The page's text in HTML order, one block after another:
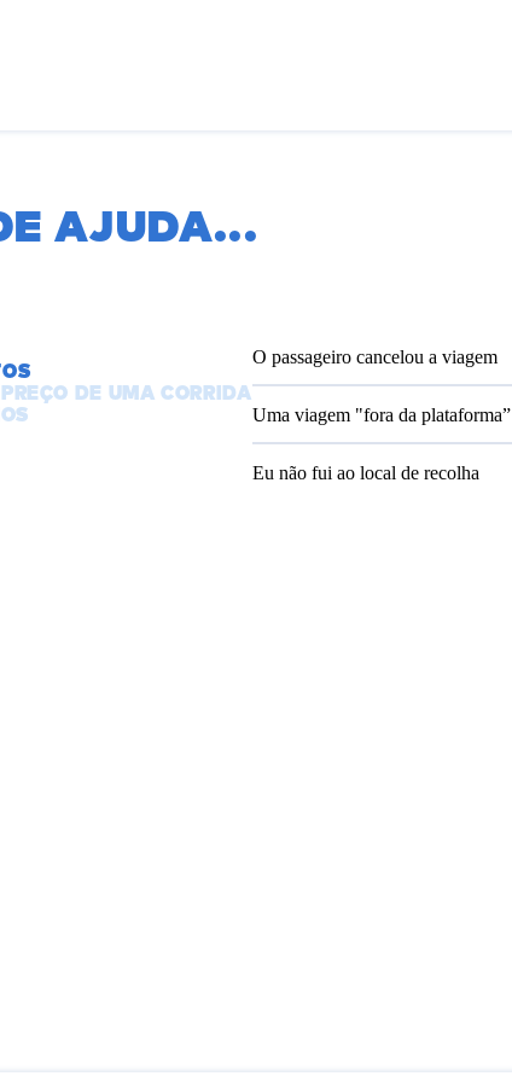
AJUDA...
DE UMA CORRIDA
O passageiro cancelou a viagem
Uma viagem "fora da plataforma”
Eu não fui ao local de recolha